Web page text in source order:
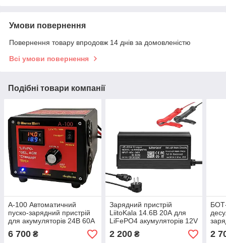
Умови повернення
Повернення товару впродовж 14 днів за домовленістю
Всі умови повернення
Подібні товари компанії
А-100 Автоматичний
пуско-зарядний пристрій
для акумуляторів 24В 60А
Masterwatt
6 700 ₴
Зарядний пристрій
LiitoKala 14.6В 20А для
LiFePO4 акумуляторів 12V
2 200₴ 2